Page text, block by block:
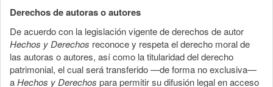
Derechos de autoras o autores
De acuerdo con la legislación vigente de derechos de autor
Hechos y Derechos reconoce y respeta el derecho moral de
las autoras o autores, así como la titularidad del derecho
patrimonial, el cual será transferido —de forma no exclusiva—
aHechos y Derechos para permitir su difusión legal en acceso